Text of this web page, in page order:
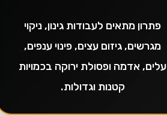
פתרון מתאים לעבודות גינון, ניקוי
מגרשים, גיזום עצים, פינוי ענפים,
עלים, אדמה ופסולת ירוקה בכמויות
קטנות וגדולות.